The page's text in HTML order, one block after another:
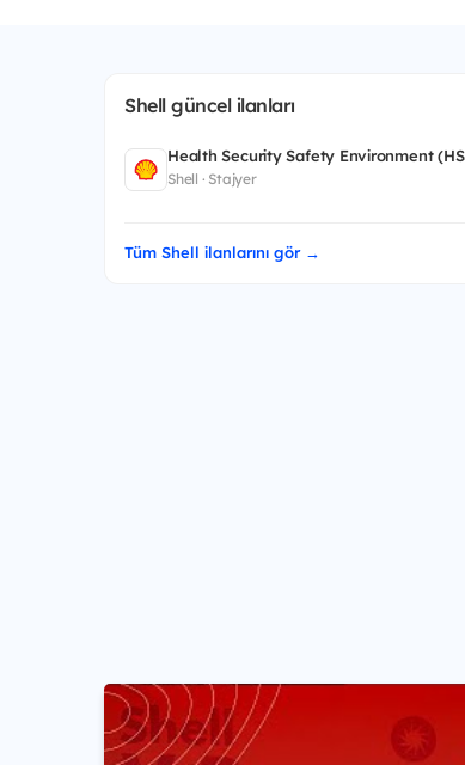
Shell güncel ilanları
Health Security Safety Environment
Shell · Stajyer
Tüm Shell ilanlarını gör →